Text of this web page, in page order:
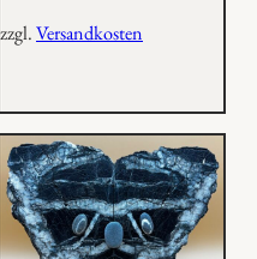
zzgl.Versandkosten